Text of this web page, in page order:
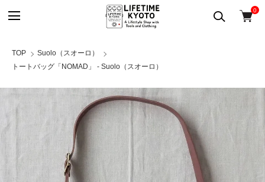
0
TOP
Suolo（スオーロ）
トートバッグ「NOMAD」 - Suolo（スオーロ）